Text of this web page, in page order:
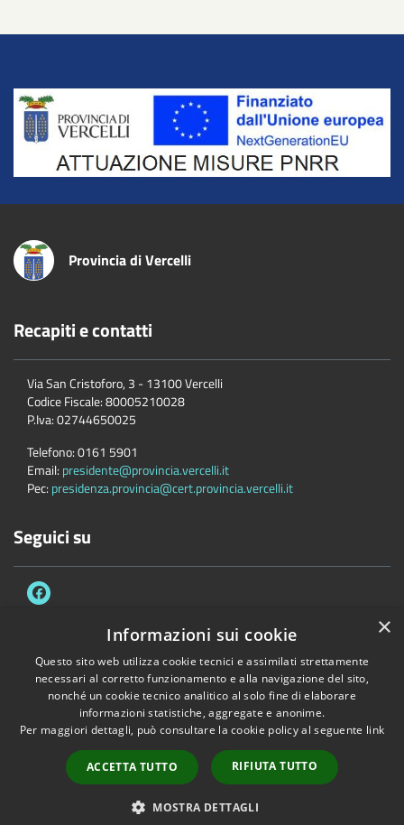
Title
Provincia di Vercelli
Recapiti e contatti
Via San Cristoforo, 3 - 13100 Vercelli
Codice Fiscale:80005210028
P.Iva:02744650025
Telefono:0161 5901
Email: presidente@provincia.vercelli.it
Pec: presidenza.provincia@cert.provincia.vercelli.it
Seguici su
Accessibilità Privacy Cookie
Mappa del sito
Dichiarazione di accessibilità e meccanismo di feedback
Link Utili
Copyright © 2026 • Provincia di Vercelli • Powered byMunicipium•
×
Informazioni sui cookie
Questo sito web utilizza cookie tecnici e assimilati strettamente
necessari al corretto funzionamento e alla navigazione del sito,
nonché un cookie tecnico analitico al solo fine di elaborare
informazioni statistiche, aggregate e anonime.
Per maggiori dettagli, può consultare la cookie policy al seguente link
ACCETTA TUTTO RIFIUTA TUTTO
MOSTRA DETTAGLI